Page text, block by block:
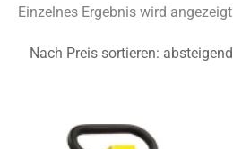
Einzelnes Ergebnis wird angezeigt